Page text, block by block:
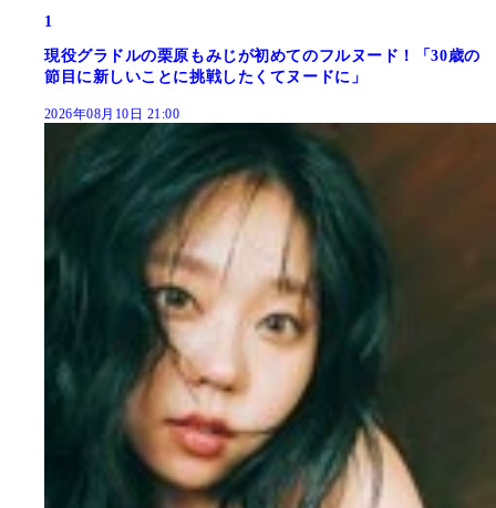
1
現役グラドルの栗原もみじが初めてのフルヌード！「30歳の
節目に新しいことに挑戦したくてヌードに」
2026年08月10日 21:00